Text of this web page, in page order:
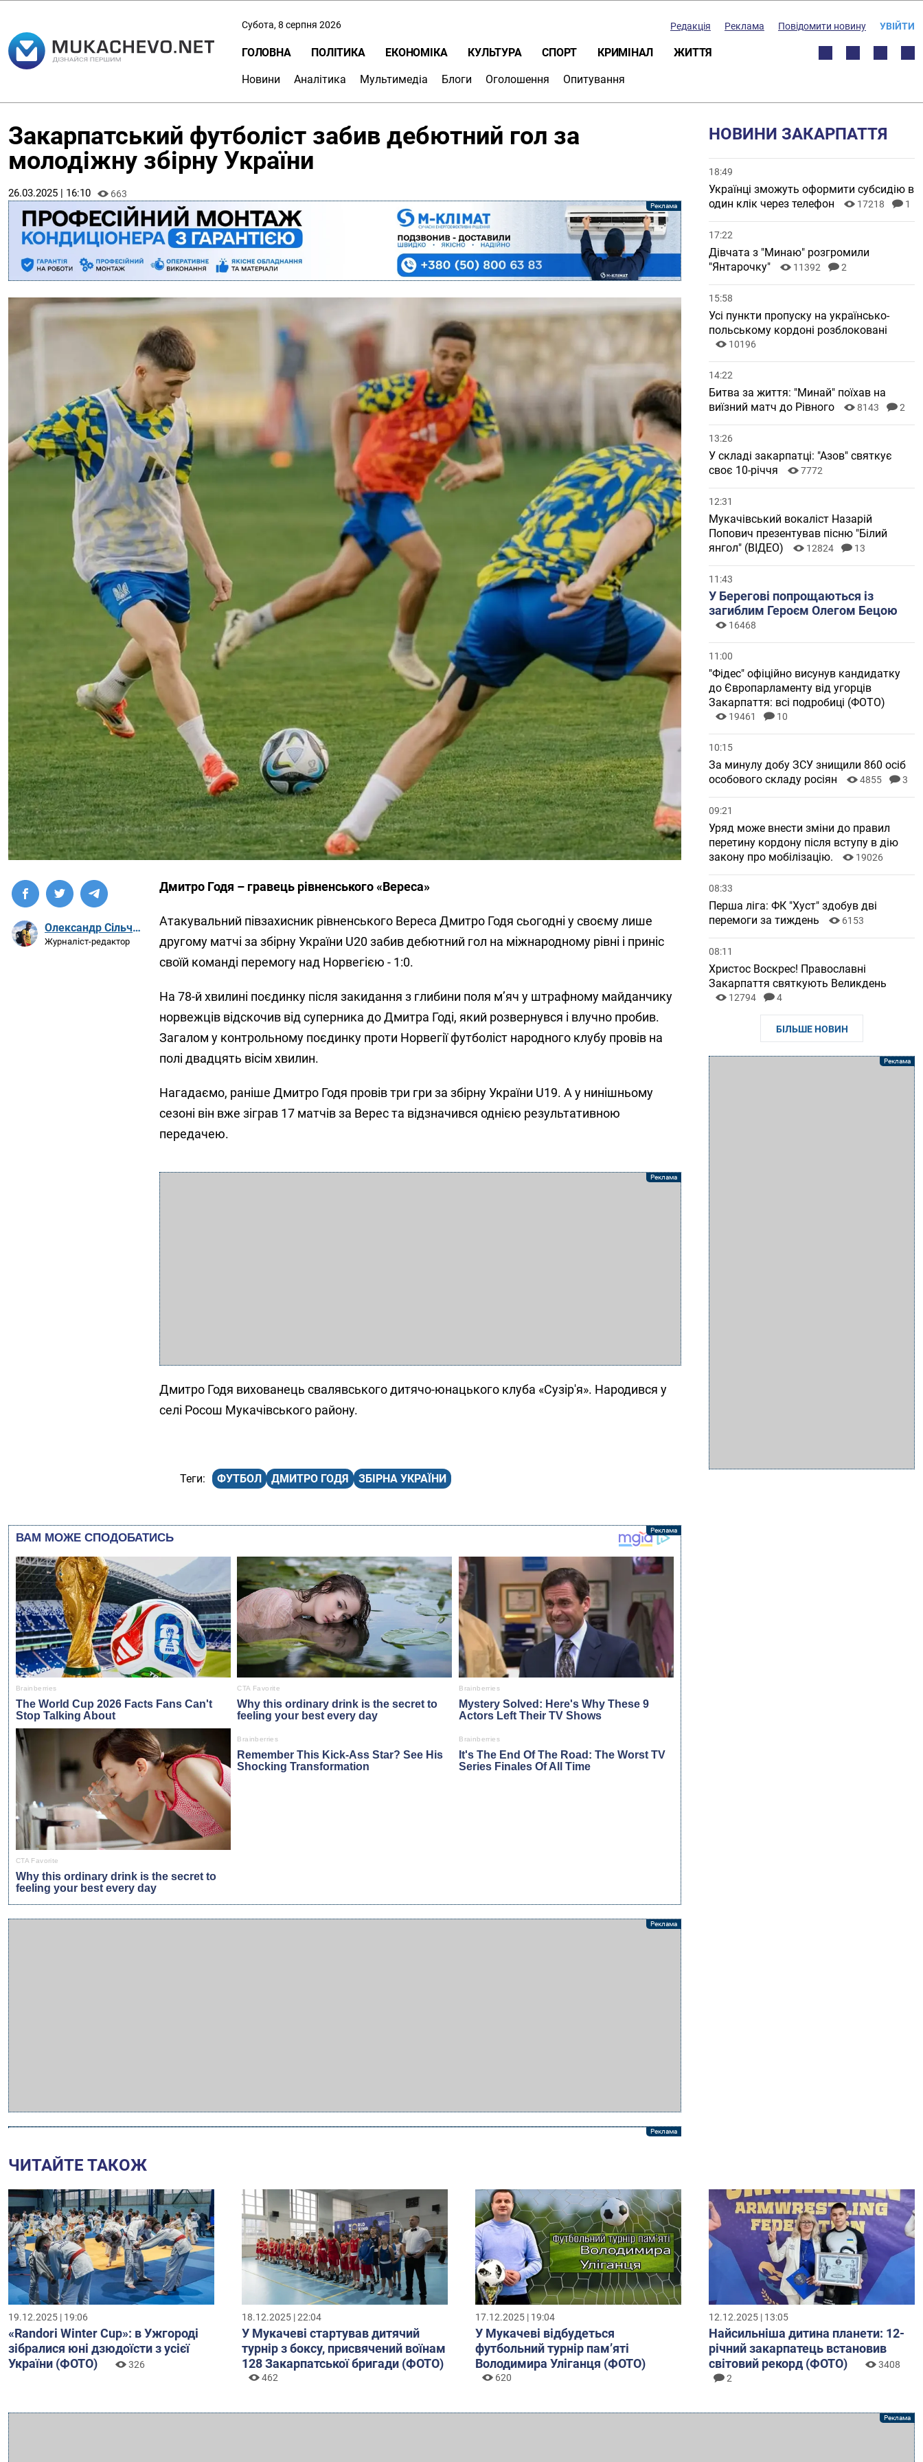
Субота, 8 серпня 2026 Редакція Реклама Повідомити новину УВІЙТИ
ГОЛОВНА ПОЛІТИКА ЕКОНОМІКА КУЛЬТУРА СПОРТ КРИМІНАЛ ЖИТТЯ
Новини Аналітика Мультимедіа Блоги Оголошення Опитування
Закарпатський футболіст забив дебютний гол за
молодіжну збірну України
26.03.2025 | 16:10 663
Олександр Сільченко
Журналіст-редактор
Дмитро Годя – гравець рівненського «Вереса»
Атакувальний півзахисник рівненського Вереса Дмитро Годя сьогодні у своєму лише
другому матчі за збірну України U20 забив дебютний гол на міжнародному рівні і приніс
своїй команді перемогу над Норвегією - 1:0.
На 78-й хвилині поєдинку після закидання з глибини поля м’яч у штрафному майданчику
норвежців відскочив від суперника до Дмитра Годі, який розвернувся і влучно пробив.
Загалом у контрольному поєдинку проти Норвегії футболіст народного клубу провів на
полі двадцять вісім хвилин.
Нагадаємо, раніше Дмитро Годя провів три гри за збірну України U19. А у нинішньому
сезоні він вже зіграв 17 матчів за Верес та відзначився однією результативною
передачею.
Дмитро Годя вихованець свалявського дитячо-юнацького клуба «Сузір'я». Народився у
селі Росош Мукачівського району.
ФУТБОЛ ДМИТРО ГОДЯ ЗБІРНА УКРАЇНИ
НОВИНИ ЗАКАРПАТТЯ
18:49
Українці зможуть оформити субсидію в
один клік через телефон
17218 1
17:22
Дівчата з "Минаю" розгромили
"Янтарочку"
11392 2
15:58
Усі пункти пропуску на українсько-
польському кордоні розблоковані
10196
14:22
Битва за життя: "Минай" поїхав на
виїзний матч до Рівного
8143 2
13:26
У складі закарпатці: "Азов" святкує
своє 10-річчя
7772
12:31
Мукачівський вокаліст Назарій
Попович презентував пісню "Білий
янгол" (ВІДЕО)
12824 13
11:43
У Берегові попрощаються із
загиблим Героєм Олегом Бецою
16468
11:00
"Фідес" офіційно висунув кандидатку
до Європарламенту від угорців
Закарпаття: всі подробиці (ФОТО)
19461 10
10:15
За минулу добу ЗСУ знищили 860 осіб
особового складу росіян
4855 3
09:21
Уряд може внести зміни до правил
перетину кордону після вступу в дію
закону про мобілізацію.
19026
08:33
Перша ліга: ФК "Хуст" здобув дві
перемоги за тиждень
6153
08:11
Христос Воскрес! Православні
Закарпаття святкують Великдень
12794 4
БІЛЬШЕ НОВИН
ЧИТАЙТЕ ТАКОЖ
19.12.2025 | 19:06
«Randori Winter Cup»: в Ужгороді
зібралися юні дзюдоїсти з усієї
України (ФОТО)
326
18.12.2025 | 22:04
У Мукачеві стартував дитячий
турнір з боксу, присвячений воїнам
128 Закарпатської бригади (ФОТО)
462
17.12.2025 | 19:04
У Мукачеві відбудеться
футбольний турнір пам’яті
Володимира Уліганця (ФОТО)
620
12.12.2025 | 13:05
Найсильніша дитина планети: 12-
річний закарпатець встановив
світовий рекорд (ФОТО)
3408
2